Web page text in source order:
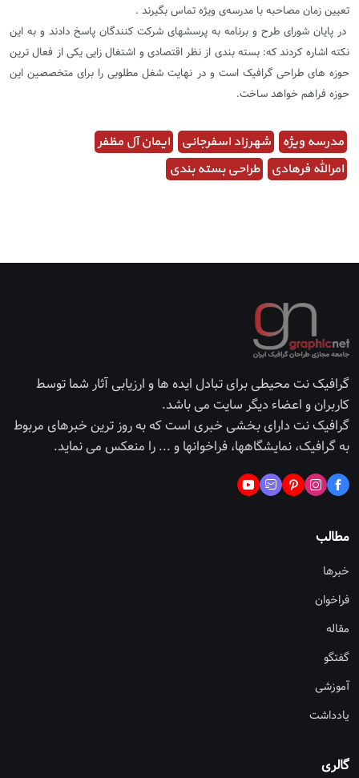
تعیین زمان مصاحبه با مدرسه‌ی ویژه تماس بگیرند .
در پایان شورای طرح و برنامه به پرسشهای شرکت کنندگان پاسخ دادند و به این
نکته اشاره کردند که: بسته بندی از نظر اقتصادی و اشتغال زایی یکی از فعال ترین
حوزه های طراحی گرافیک است و در نهایت شغل مطلوبی را برای متخصصین این
حوزه فراهم خواهد ساخت.
مدرسه ویژه شهرزاد اسفرجانی
ایمان آل مظفر
امرالله فرهادی
طراحی بسته بندی
گرافیک نت محیطی برای تبادل ایده ها و ارزیابی آثار شما توسط
کاربران و اعضاء دیگر سایت می باشد.
گرافیک نت دارای بخشی خبری است که به روز ترین خبرهای مربوط
به گرافیک، نمایشگاهها، فراخوانها و ... را منعکس می نماید.
مطالب
خبرها
فراخوان
مقاله
گفتگو
آموزشی
یادداشت
گالری